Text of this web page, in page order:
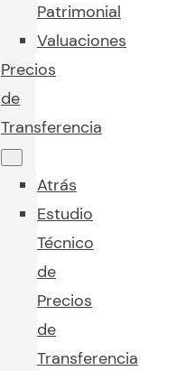
Patrimonial
Valuaciones
Precios
de
Transferencia
Atrás
Estudio
Técnico
de
Precios
de
Transferencia